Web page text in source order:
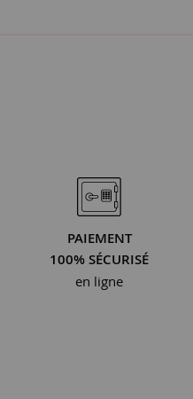
PAIEMENT
100% SÉCURISÉ
en ligne